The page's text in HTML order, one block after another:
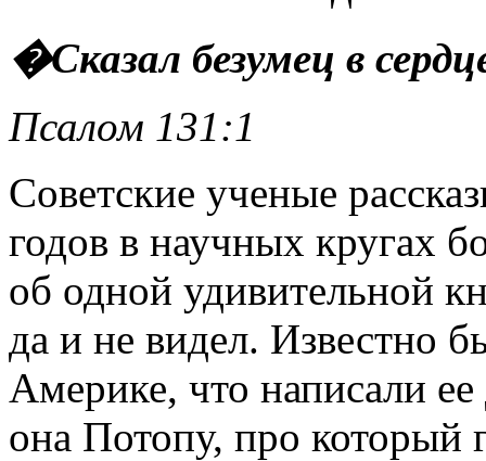
�Сказал безумец в
Псалом 131:1
Советские ученые
годов в научных кругах
об одной удивительной
да и не видел. Известно
Америке, что написали
она Потопу, про который